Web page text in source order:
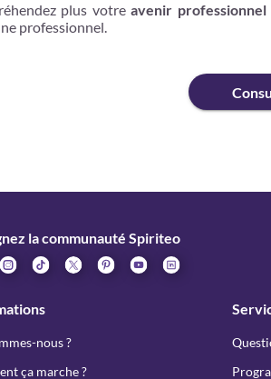
plus votreavenir professionnel
professionnel.
la communauté Spiriteo
nous ?
ça marche ?